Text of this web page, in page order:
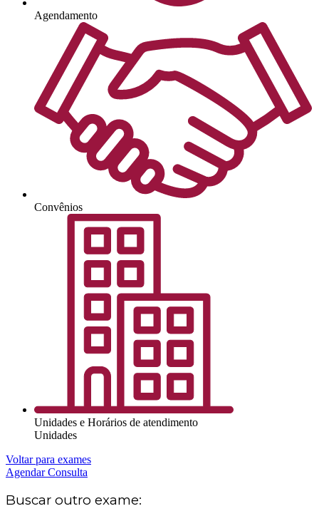
Agendamento
Convênios
Unidades e Horários de atendimento
Unidades
Voltar para exames
Agendar Consulta
Buscar outro exame: